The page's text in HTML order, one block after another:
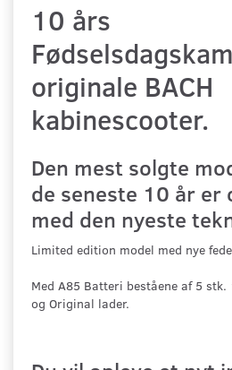
10 års
originale BACH
kabinescooter.
Den mest solgte
de seneste 10 år er
med den nyeste
Limited edition model med nye
Med A85 Batteri beståene af 5
og Original lader.